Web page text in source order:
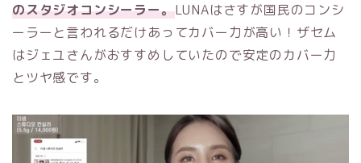
のスタジオコンシーラー。LUNAはさすが国民のコンシ
ーラーと言われるだけあってカバー力が高い！ザセム
はジェユさんがおすすめしていたので安定のカバー力
とツヤ感です。